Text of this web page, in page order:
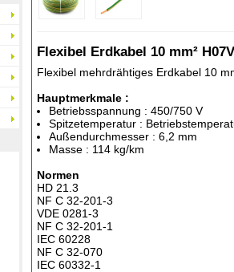
Flexibel Erdkabel 10 mm²
Flexibel mehrdrähtiges Erdkabel 10
Hauptmerkmale :
Betriebsspannung : 450/750 V
Spitzetemperatur :
Außendurchmesser : 6,2 mm
Masse : 114 kg/km
Normen
HD 21.3
NF C 32-201-3
VDE 0281-3
NF C 32-201-1
IEC 60228
NF C 32-070
IEC 60332-1